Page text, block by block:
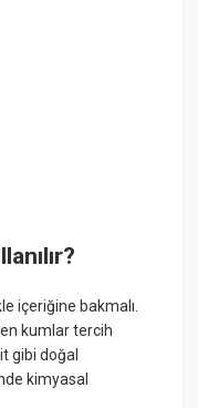
içeriğine bakmalı.
kumlar tercih
gibi doğal
kimyasal